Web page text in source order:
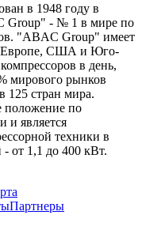
в 1948 году в
Group" - № 1 в мире по
"ABAC Group" имеет
Европе, США и Юго-
в день,
мирового рынков
125 стран мира.
положение по
и является
техники в
от 1,1 до 400 кВт.
Партнеры